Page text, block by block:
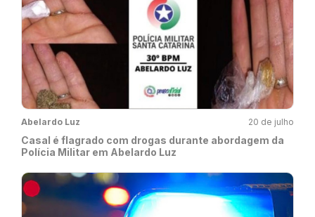
Abelardo Luz 20 de julho
Casal é flagrado com drogas durante abordagem da
Polícia Militar em Abelardo Luz